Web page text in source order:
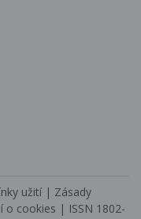
užití | Zásady
o cookies | ISSN 1802-